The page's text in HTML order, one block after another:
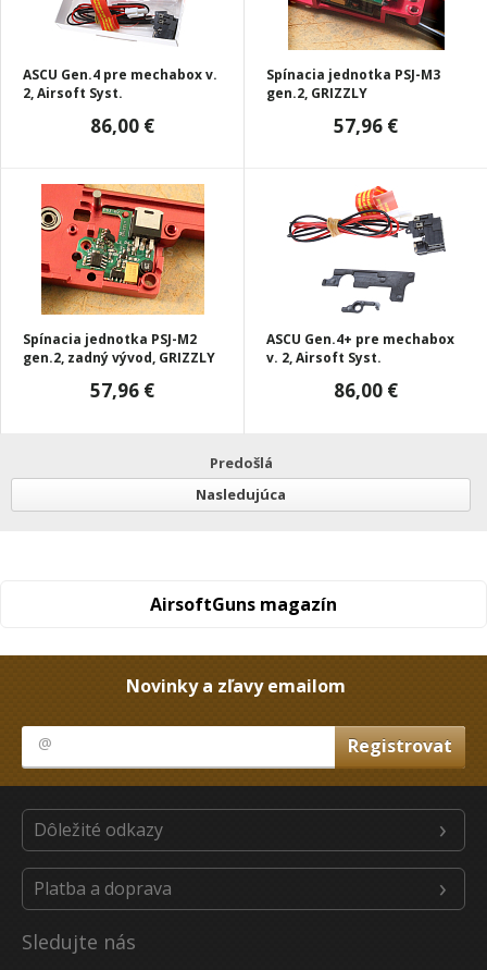
ASCU Gen.4 pre mechabox v.
2, Airsoft Syst.
86,00 €
Spínacia jednotka PSJ-M3
gen.2, GRIZZLY
57,96 €
Spínacia jednotka PSJ-M2
gen.2, zadný vývod, GRIZZLY
57,96 €
ASCU Gen.4+ pre mechabox
v. 2, Airsoft Syst.
86,00 €
Predošlá
Nasledujúca
AirsoftGuns magazín
Novinky a zľavy emailom
Dôležité odkazy
Platba a doprava
Sledujte nás